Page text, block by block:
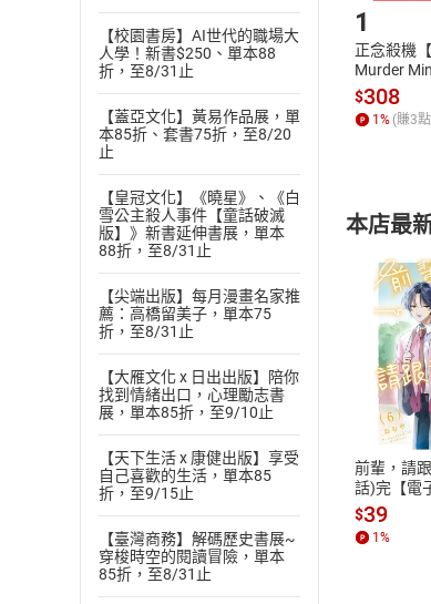
【校園書房】AI世代的職場大
人學！新書$250、單本88
折，至8/31止
【蓋亞文化】黃易作品展，單
本85折、套書75折，至8/20
止
【皇冠文化】《曉星》、《白
雪公主殺人事件【童話破滅
版】》新書延伸書展，單本
88折，至8/31止
【尖端出版】每月漫畫名家推
薦：高橋留美子，單本75
折，至8/31止
【大雁文化 x 日出出版】陪你
找到情緒出口，心理勵志書
展，單本85折，至9/10止
【天下生活 x 康健出版】享受
自己喜歡的生活，單本85
折，至9/15止
【臺灣商務】解碼歷史書展~
穿梭時空的閱讀冒險，單本
85折，至8/31止
ATM
1
正念殺機
Murder
發】【電子
$308
1% (賺3
本店最
前輩，請
話)完【電
$39
1%